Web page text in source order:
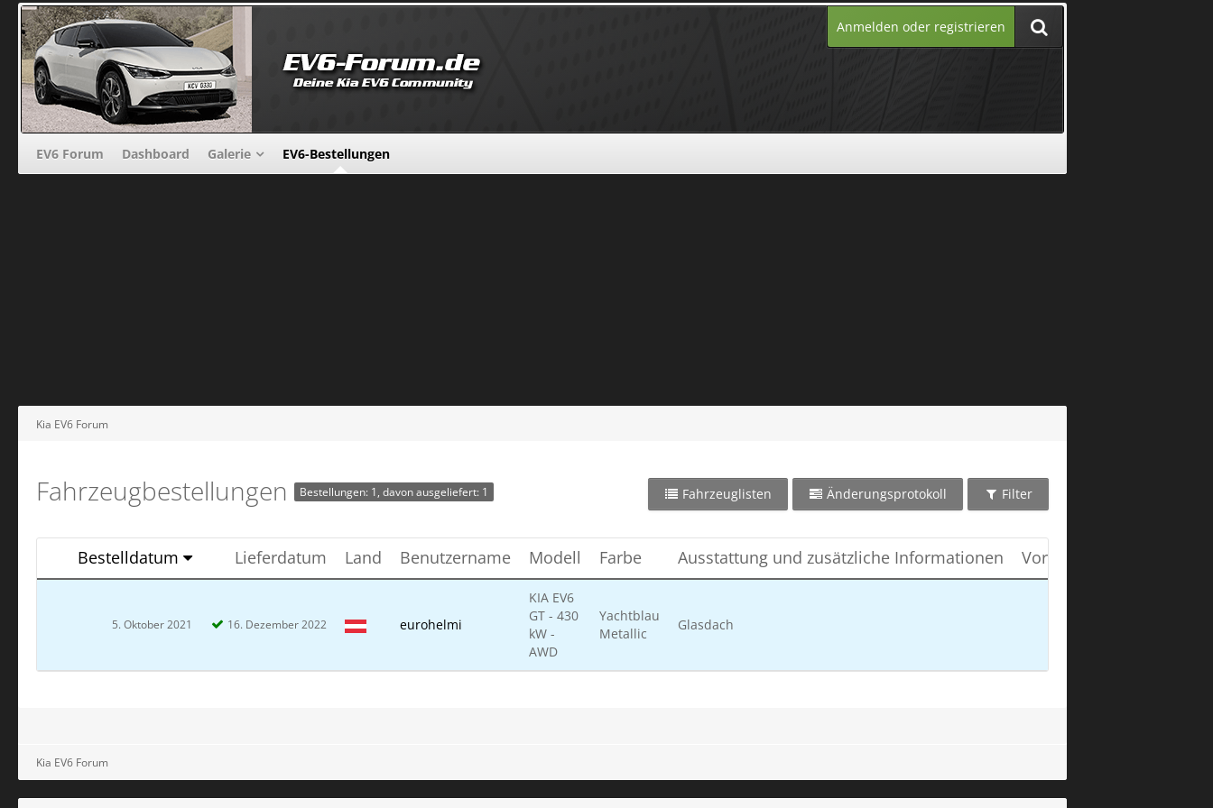
Anmelden oder registrieren
EV6 Forum Dashboard Galerie EV6-Bestellungen
Kia EV6 Forum
Fahrzeugbestellungen Bestellungen: 1, davon ausgeliefert: 1 Fahrzeuglisten Änderungsprotokoll Filter
Bestelldatum Lieferdatum Land Benutzername Modell Farbe Ausstattung und zusätzliche Informationen Vorauss. Lieferdatum
5. Oktober 2021 16. Dezember 2022 eurohelmi
KIA EV6
GT - 430
kW -
AWD
Yachtblau
Metallic
Glasdach
Kia EV6 Forum